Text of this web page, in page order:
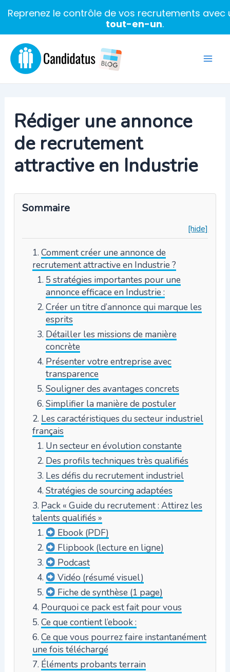
Aller
contenu
Rédiger une annonce
de recrutement
attractive en Industrie
Sommaire
[hide]
Comment créer une annonce de
recrutement attractive en Industrie ?
5 stratégies importantes pour une
annonce efficace en Industrie :
Créer un titre d’annonce qui marque les
esprits
Détailler les missions de manière
concrète
Présenter votre entreprise avec
transparence
Souligner des avantages concrets
Simplifier la manière de postuler
Les caractéristiques du secteur industriel
français
Un secteur en évolution constante
Des profils techniques très qualifiés
Les défis du recrutement industriel
Stratégies de sourcing adaptées
Pack « Guide du recrutement : Attirez les
talents qualifiés »
Ebook (PDF)
Flipbook (lecture en ligne)
Podcast
Vidéo (résumé visuel)
Fiche de synthèse (1 page)
Pourquoi ce pack est fait pour vous
Ce que contient l’ebook :
Ce que vous pourrez faire instantanément
une fois téléchargé
Éléments probants terrain
Reprenez le contrôle de vos recrutements avec
tout-en-un.